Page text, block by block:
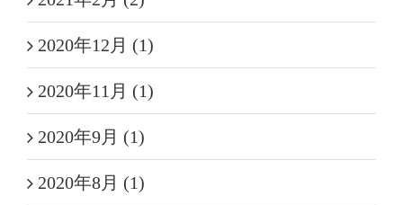
2020年12月 (1)
2020年11月 (1)
2020年9月 (1)
2020年8月 (1)